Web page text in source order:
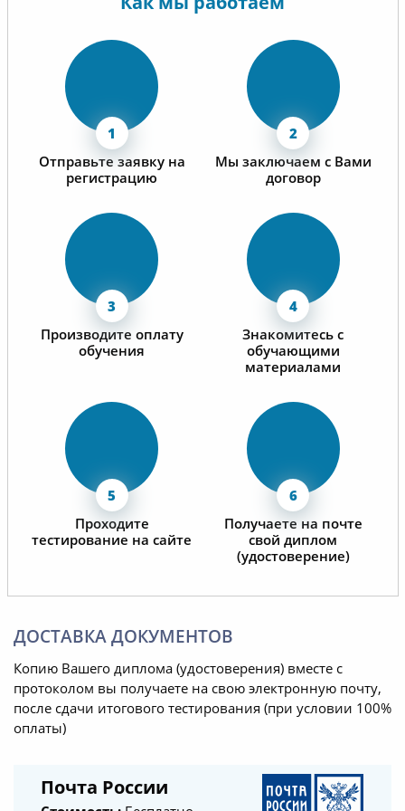
Отправьте заявку на
регистрацию
Мы заключаем с Вами
договор
Производите оплату
обучения
Знакомитесь с
обучающими
материалами
Проходите
тестирование на сайте
Получаете на почте
свой диплом
(удостоверение)
ДОСТАВКА ДОКУМЕНТОВ
Копию Вашего диплома (удостоверения) вместе с
протоколом вы получаете на свою электронную почту,
после сдачи итогового тестирования (при условии 100%
оплаты)
Почта России